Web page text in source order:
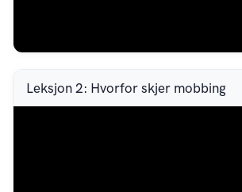
Leksjon 2: Hvorfor skjer mobbing